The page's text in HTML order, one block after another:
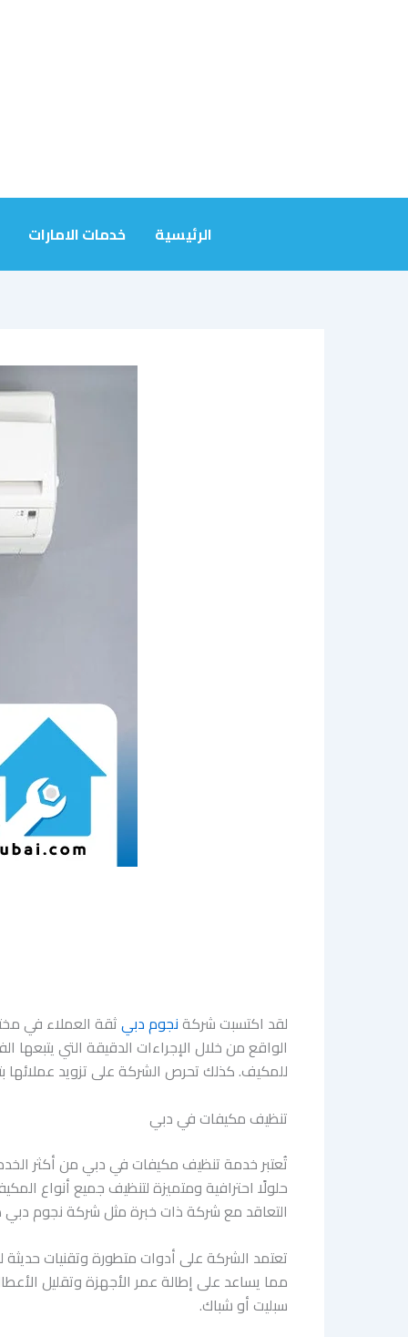
الرئيسية خدمات الامارات
لقد اكتسبت شركةنجوم دبيثقة العملاء في
الواقع من خلال الإجراءات الدقيقة التي يتبعها
للمكيف. كذلك تحرص الشركة على تزويد عملائها
تنظيف مكيفات في دبي
تُعتبر خدمة تنظيف مكيفات في دبي من أكثر
حلولًا احترافية ومتميزة لتنظيف جميع أنواع
التعاقد مع شركة ذات خبرة مثل شركة نجوم دبي
تعتمد الشركة على أدوات متطورة وتقنيات
مما يساعد على إطالة عمر الأجهزة وتقليل
سبليت أو شباك.